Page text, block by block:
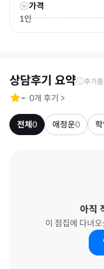
가격
1인
상담후기 요약 후기
-·0개 후기 >
전체0 애정운0
아직
이 점집에 다녀